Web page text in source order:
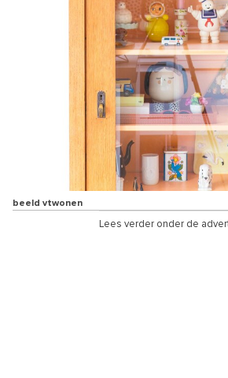
beeld vtwonen
Lees verder onder de